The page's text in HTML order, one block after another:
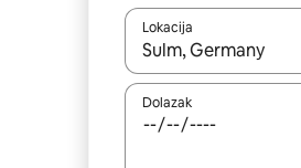
Lokacija
Kada budu dostupni
Dolazak